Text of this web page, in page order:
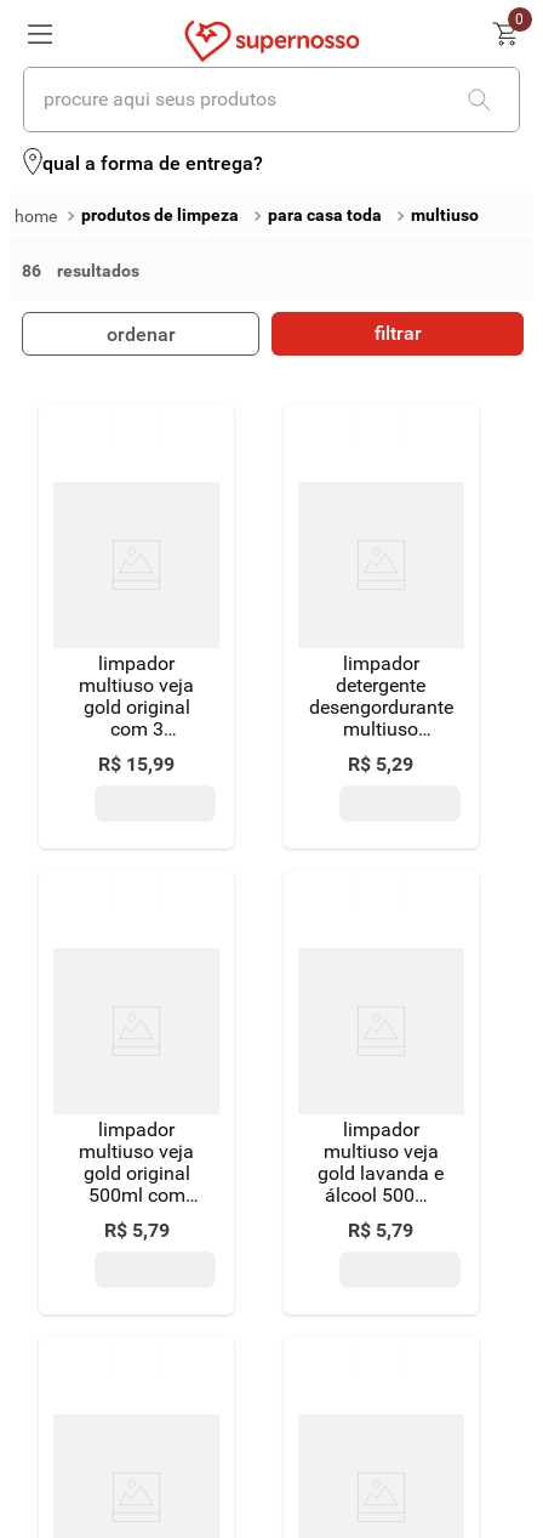
0
procure aqui seus produtos
qual a forma de entrega?
produtos de limpeza para casa toda multiuso
86
ordenar filtrar
limpador
multiuso veja
gold original
com 3
unidades de
500ml
R$ 15,99
limpador
detergente
desengordurante
multiuso
lavanda uau
squeeze 500ml
R$ 5,29
limpador
multiuso veja
gold original
500ml com
10% de
desconto
R$ 5,79
limpador
multiuso veja
gold lavanda e
álcool 500ml
com 10% de
desconto
R$ 5,79
termos mais buscados
4º iogurte
macarrão